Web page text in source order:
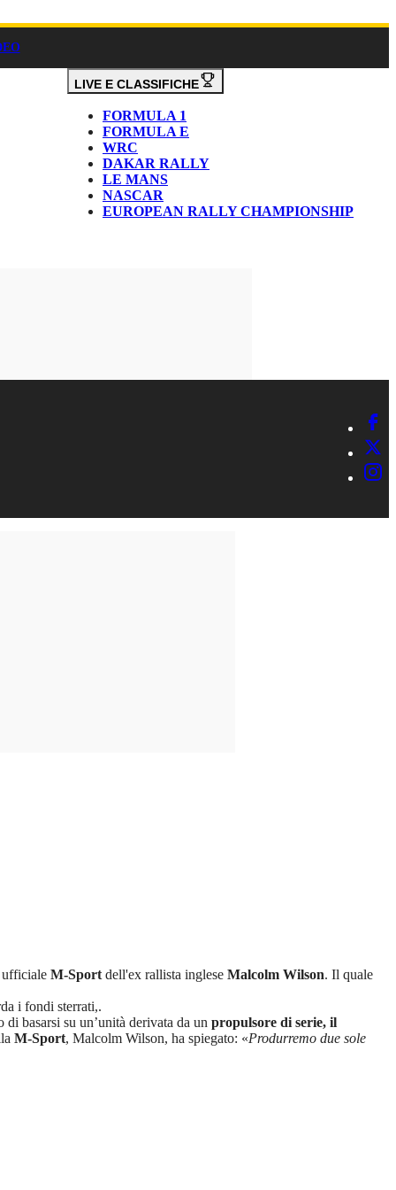
LIVE E CLASSIFICHE
FORMULA 1
FORMULA E
WRC
DAKAR RALLY
LE MANS
NASCAR
EUROPEAN RALLY CHAMPIONSHIP
ufficiale M-Sport dell'ex rallista inglese Malcolm Wilson. Il quale
i fondi sterrati,.
basarsi su un’unità derivata da un propulsore di serie, il
M-Sport, Malcolm Wilson, ha spiegato: «Produrremo due sole